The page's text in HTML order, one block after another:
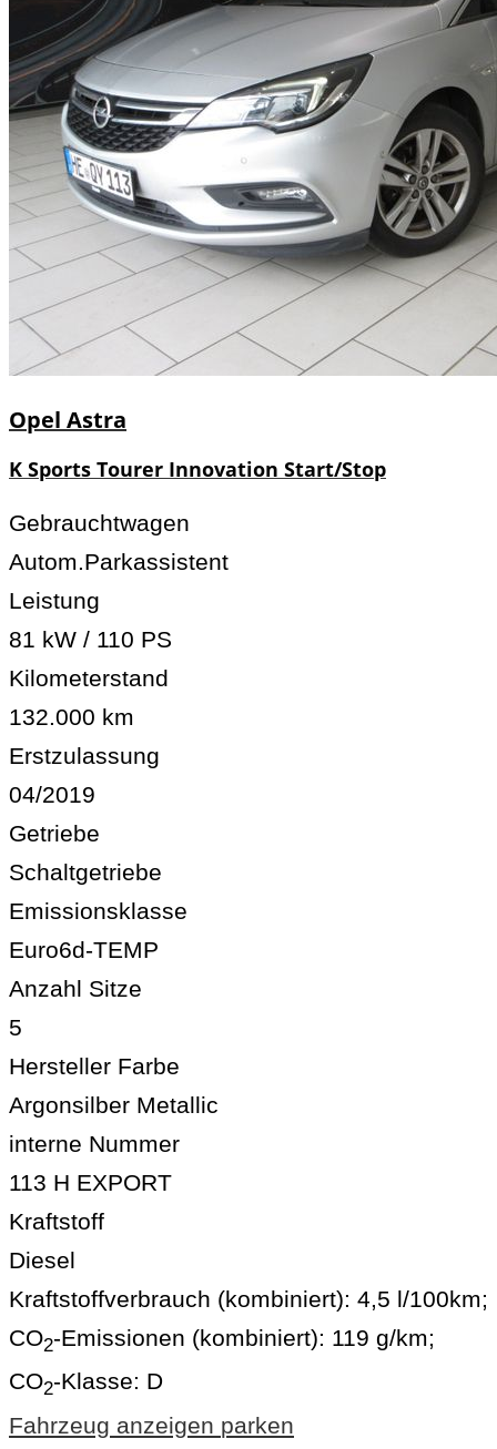
Opel Astra
K Sports Tourer Innovation Start/Stop
Gebrauchtwagen
Autom.Parkassistent
Leistung
81 kW / 110 PS
Kilometerstand
132.000 km
Erstzulassung
04/2019
Getriebe
Schaltgetriebe
Emissionsklasse
Euro6d-TEMP
Anzahl Sitze
5
Hersteller Farbe
Argonsilber Metallic
interne Nummer
113 H EXPORT
Kraftstoff
Diesel
Kraftstoffverbrauch (kombiniert): 4,5 l/100km;
CO2-Emissionen (kombiniert): 119 g/km;
CO2-Klasse: D
Fahrzeug anzeigen parken